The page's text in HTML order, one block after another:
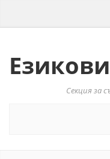
Секция за